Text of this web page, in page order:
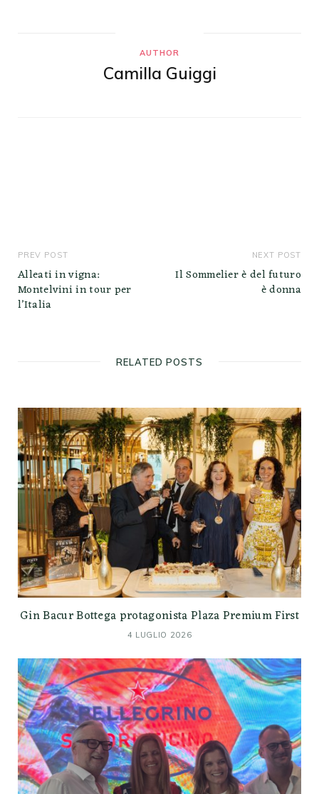
AUTHOR
Camilla Guiggi
PREV POST
Alleati in vigna:
Montelvini in tour per
l’Italia
NEXT POST
Il Sommelier è del futuro
è donna
RELATED POSTS
Gin Bacur Bottega protagonista Plaza Premium First
4 LUGLIO 2026